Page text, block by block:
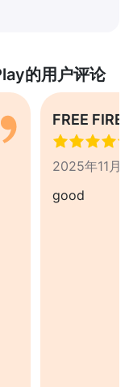
的用户评论
FREE
2025年11月
good